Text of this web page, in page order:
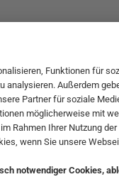
Weiss
Weiss, geboren
hinter Innovation
und Musik